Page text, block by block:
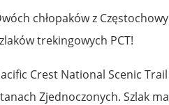
chłopaków z
trekingowych PCT!
Crest National Scenic
Zjednoczonych. Szlak